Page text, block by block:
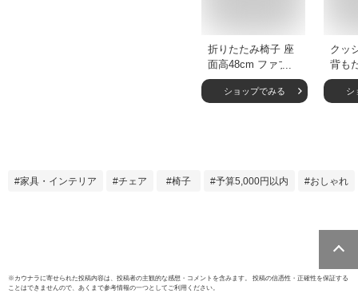
折りたたみ椅子 座
面高48cm ファブリ
ック ベロア調 パイ
プ椅子 （ 折り畳み
クッション 来客用
ショップでみる
クッ
背も
おし
折り
簡易
シ
家具・インテリア チェア 椅子 予算5,000円以内 おしゃれ
※ カウナラに寄せられた投稿内容は、投稿者の主観的な感想・コメントを含みます。 投稿の信憑性・正確性を保証する
ことはできませんので、あくまで参考情報の一つとしてご利用ください。